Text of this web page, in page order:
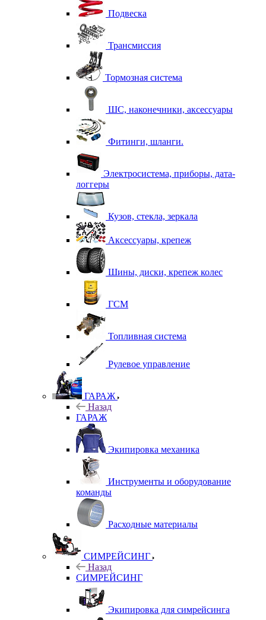
Подвеска
Трансмиссия
Тормозная система
ШС, наконечники, аксессуары
Фитинги, шланги.
Электросистема, приборы, дата-
логгеры
Кузов, стекла, зеркала
Аксессуары, крепеж
Шины, диски, крепеж колес
ГСМ
Топливная система
Рулевое управление
ГАРАЖ
Назад
ГАРАЖ
Экипировка механика
Инструменты и оборудование
команды
Расходные материалы
СИМРЕЙСИНГ
Назад
СИМРЕЙСИНГ
Экипировка для симрейсинга